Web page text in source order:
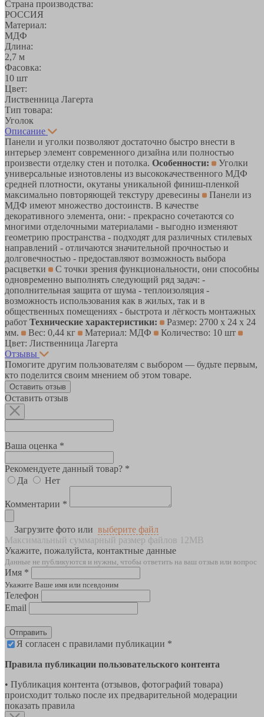
Страна производства:
РОССИЯ
Материал:
МДФ
Длина:
2,7 м
Фасовка:
10 шт
Цвет:
Лиственница Лагерта
Тип товара:
Уголок
Описание
Панели и уголки позволяют достаточно быстро внести в
интерьер элемент современного дизайна или полностью
произвести отделку стен и потолка. Особенности:
Уголки
универсальные изнотовлены из высококачественного МДФ
средней плотности, окутаны уникальной финиш-пленкой
максимально повторяющей текстуру древесины
Панели из
МДФ имеют множество достоинств. В качестве
декоративного элемента, они: - прекрасно сочетаются со
многими отделочными материалами - выгодно изменяют
геометрию пространства - подходят для различных стилевых
направлений - отличаются значительной прочностью и
долговечностью - предоставляют возможность выбора
расцветки
С точки зрения функциональности, они способны
одновременно выполнять следующий ряд задач: -
дополнительная защита от шума - теплоизоляция -
возможность использования как в жилых, так и в
общественных помещениях - быстрота и лёгкость монтажных
работ Технические характеристики:
Размер: 2700 х 24 х 24
мм.
Вес: 0,44 кг Материал: МДФ
Количество: 10 шт
Цвет: Лиственница Лагерта
Отзывы
Помогите другим пользователям с выбором — будьте первым,
кто поделится своим мнением об этом товаре.
Оставить отзыв
Оставить отзыв
Ваша оценка *
Рекомендуете данный товар? *
Да
Нет
Комментарии *
Загрузите фото или выберите файл
Максимальный суммарный размер файлов 12MB
Укажите, пожалуйста, контактные данные
Данные не публикуются и нужны, чтобы ответить на ваш отзыв или вопрос
Имя *
Укажите Ваше имя или псевдоним
Телефон
Email
Отправить
Я согласен с правилами публикации *
Правила публикации пользовательского контента
• Публикация контента (отзывов, фотографий товара)
происходит только после их предварительной модерации
показать правила